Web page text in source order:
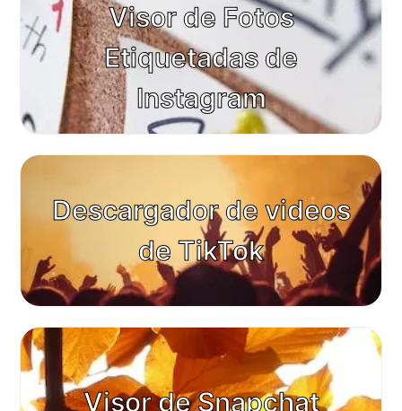
Visor de Fotos
Etiquetadas de
Instagram
Descargador de videos
de TikTok
Visor de Snapchat